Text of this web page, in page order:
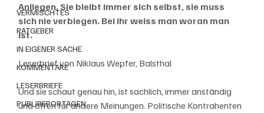
VERMISCHTES
RATGEBER
IN EIGENER SACHE
KOMMENTARE
LESERBRIEFE
PUBLIREPORTAGEN
Anliegen. Sie bleibt immer sich selbst, sie muss
sich nie verbiegen. Bei ihr weiss man woran man
ist.
Leserbrief von Niklaus Wepfer, Balsthal
Und sie schaut genau hin, ist sachlich, immer anständig
und offen für andere Meinungen. Politische Kontrahenten